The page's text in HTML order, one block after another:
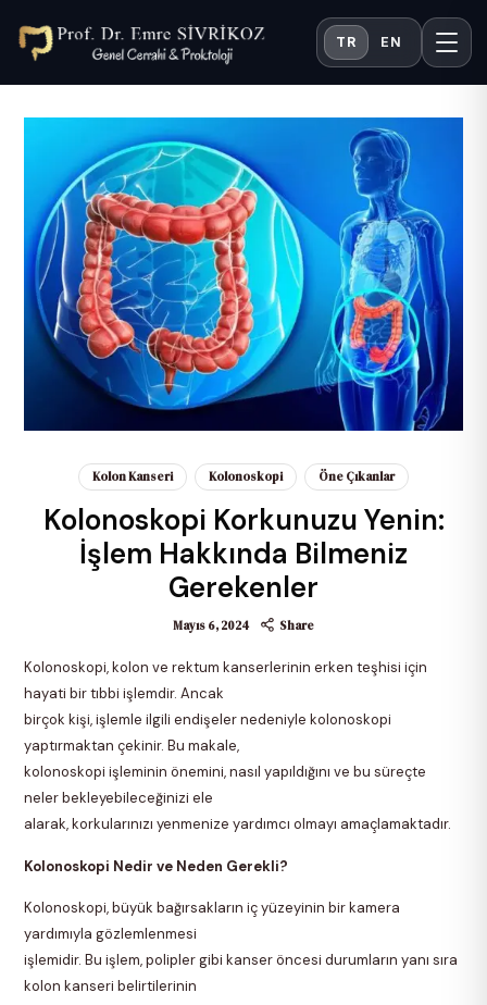
TR EN
Kolon Kanseri Kolonoskopi Öne Çıkanlar
Kolonoskopi Korkunuzu Yenin:
İşlem Hakkında Bilmeniz
Gerekenler
Mayıs 6, 2024 Share
Kolonoskopi, kolon ve rektum kanserlerinin erken teşhisi için
hayati bir tıbbi işlemdir. Ancak
birçok kişi, işlemle ilgili endişeler nedeniyle kolonoskopi
yaptırmaktan çekinir. Bu makale,
kolonoskopi işleminin önemini, nasıl yapıldığını ve bu süreçte
neler bekleyebileceğinizi ele
alarak, korkularınızı yenmenize yardımcı olmayı amaçlamaktadır.
Kolonoskopi Nedir ve Neden Gerekli?
Kolonoskopi, büyük bağırsakların iç yüzeyinin bir kamera
yardımıyla gözlemlenmesi
işlemidir. Bu işlem, polipler gibi kanser öncesi durumların yanı sıra
kolon kanseri belirtilerinin